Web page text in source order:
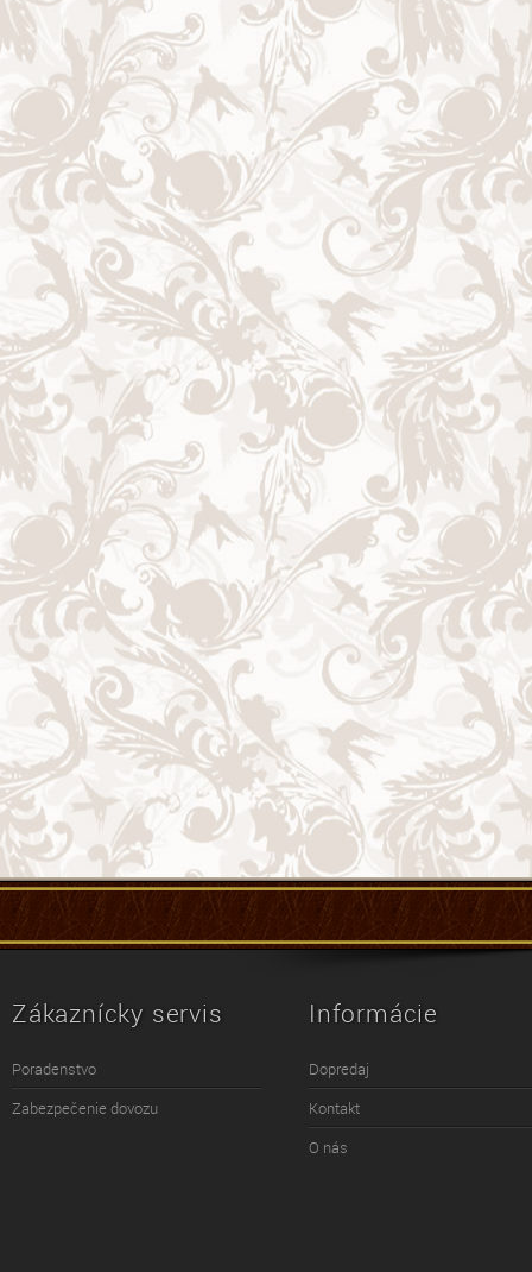
Zákaznícky servis
Poradenstvo
Zabezpečenie dovozu
Informácie
Dopredaj
Kontakt
O nás